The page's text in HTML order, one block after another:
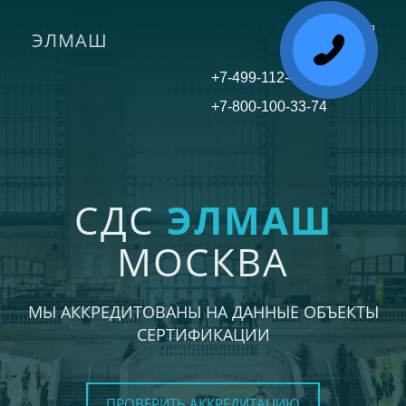
Toggle
ЭЛМАШ
СДС ЭЛМАШ
МОСКВА
МЫ АККРЕДИТОВАНЫ НА ДАННЫЕ ОБЪЕКТЫ
СЕРТИФИКАЦИИ
+7-499-112-45-81
+7-800-100-33-74